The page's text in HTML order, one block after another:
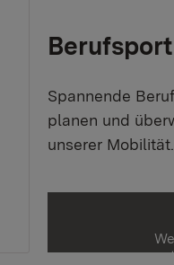
Spannende
planen und
unserer Mobilität.